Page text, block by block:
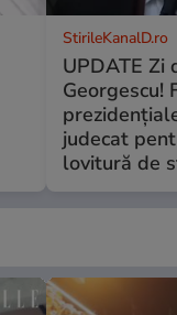
StirileKanalD.ro
UPDATE Zi
Georgescu!
judecat
lovitură de